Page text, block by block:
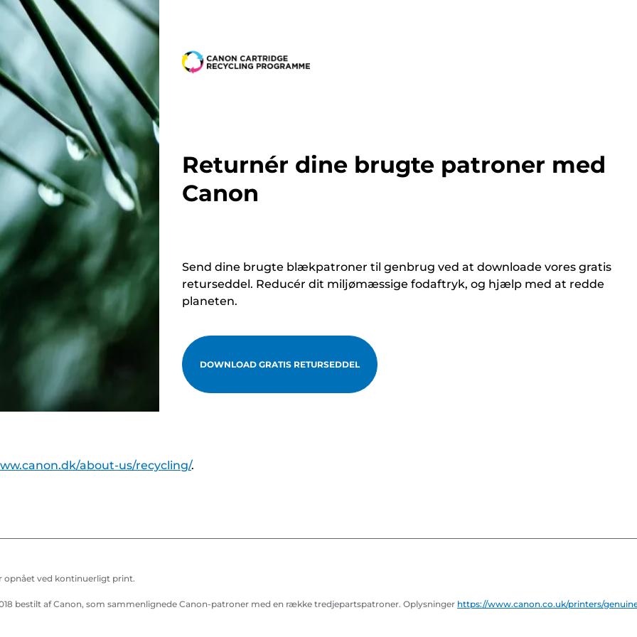
t
e
r
Returnér dine brugte patroner med
Canon
Send dine brugte blækpatroner til genbrug ved at downloade vores gratis
returseddel. Reducér dit miljømæssige fodaftryk, og hjælp med at redde
planeten.
DOWNLOAD GRATIS RETURSEDDEL
about-us/recycling/.
opnået ved kontinuerligt print.
bestilt af Canon, som sammenlignede Canon-patroner med en række tredjepartspatroner. Oplysninger https://www.canon.co.uk/printers/